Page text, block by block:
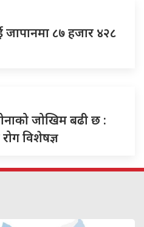
जापानमा ८७ हजार ४२८
जोखिम बढी छ :
विशेषज्ञ